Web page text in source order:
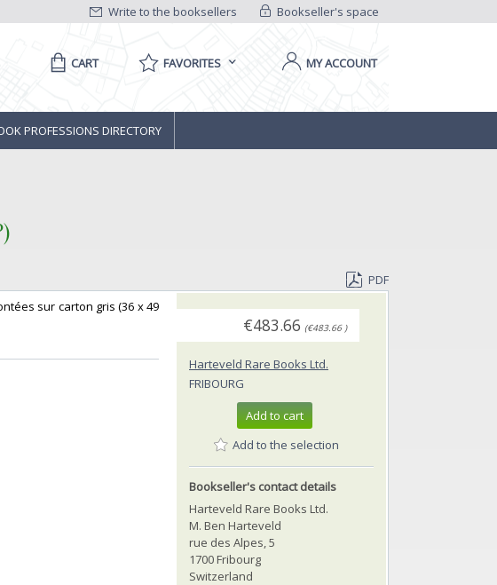
Bookseller's space
Write to the booksellers
CART FAVORITES MY ACCOUNT
PROFESSIONS DIRECTORY
PDF
sur carton gris (36 x 49
€483.66 (€483.66 )
Harteveld Rare Books Ltd.
FRIBOURG
Add to cart
Add to the selection
Bookseller's contact details
Harteveld Rare Books Ltd.
M. Ben Harteveld
rue des Alpes, 5
1700 Fribourg
Switzerland